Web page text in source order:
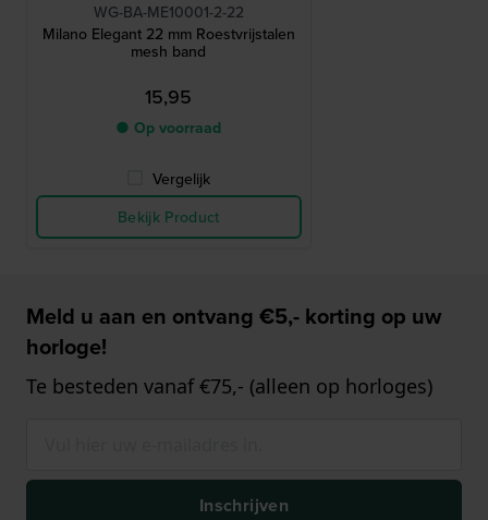
WG-BA-ME10001-2-22
Milano Elegant 22 mm Roestvrijstalen
mesh band
15,95
● Op voorraad
Vergelijk
Bekijk Product
Meld u aan en ontvang €5,- korting op uw
horloge!
Te besteden vanaf €75,- (alleen op horloges)
Inschrijven